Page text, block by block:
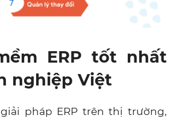
ERP tốt nhất
nghiệp Việt
pháp ERP trên thị trường,